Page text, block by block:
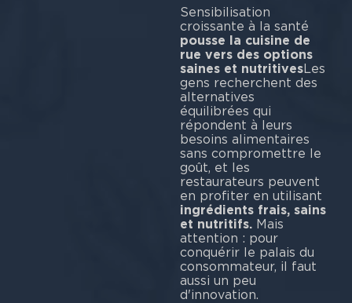
Sensibilisation
croissante à la santé
pousse la cuisine de
rue vers des options
saines et nutritivesLes
gens recherchent des
alternatives
équilibrées qui
répondent à leurs
besoins alimentaires
sans compromettre le
goût, et les
restaurateurs peuvent
en profiter en utilisant
ingrédients frais, sains
et nutritifs. Mais
attention : pour
conquérir le palais du
consommateur, il faut
aussi un peu
d'innovation.